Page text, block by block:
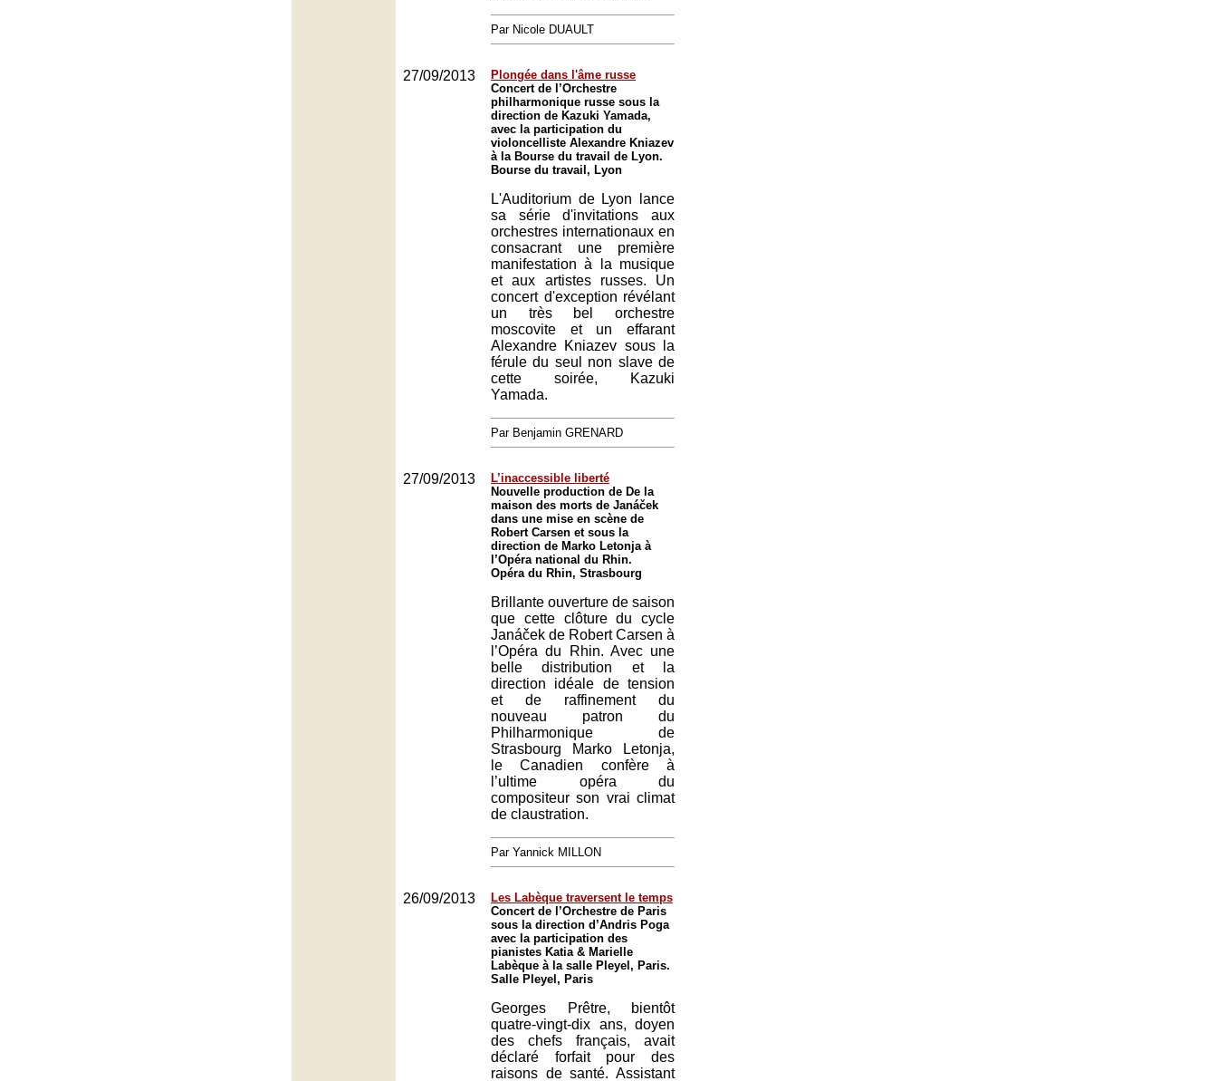
Par Nicole DUAULT
27/09/2013
Plongée dans l'âme russe
Concert de l’Orchestre
philharmonique russe sous la
direction de Kazuki Yamada,
avec la participation du
violoncelliste Alexandre Kniazev
à la Bourse du travail de Lyon.
Bourse du travail, Lyon
L'Auditorium de Lyon lance
sa série d'invitations aux
orchestres internationaux en
consacrant une première
manifestation à la musique
et aux artistes russes. Un
concert d'exception révélant
un très bel orchestre
moscovite et un effarant
Alexandre Kniazev sous la
férule du seul non slave de
cette soirée, Kazuki
Yamada.
Par Benjamin GRENARD
27/09/2013
L’inaccessible liberté
Nouvelle production de De la
maison des morts de Janáček
dans une mise en scène de
Robert Carsen et sous la
direction de Marko Letonja à
l’Opéra national du Rhin.
Opéra du Rhin, Strasbourg
Brillante ouverture de saison
que cette clôture du cycle
Janáček de Robert Carsen à
l’Opéra du Rhin. Avec une
belle distribution et la
direction idéale de tension
et de raffinement du
nouveau patron du
Philharmonique de
Strasbourg Marko Letonja,
le Canadien confère à
l’ultime opéra du
compositeur son vrai climat
de claustration.
Par Yannick MILLON
26/09/2013
Les Labèque traversent le temps
Concert de l’Orchestre de Paris
sous la direction d’Andris Poga
avec la participation des
pianistes Katia & Marielle
Labèque à la salle Pleyel, Paris.
Salle Pleyel, Paris
Georges Prêtre, bientôt
quatre-vingt-dix ans, doyen
des chefs français, avait
déclaré forfait pour des
raisons de santé. Assistant